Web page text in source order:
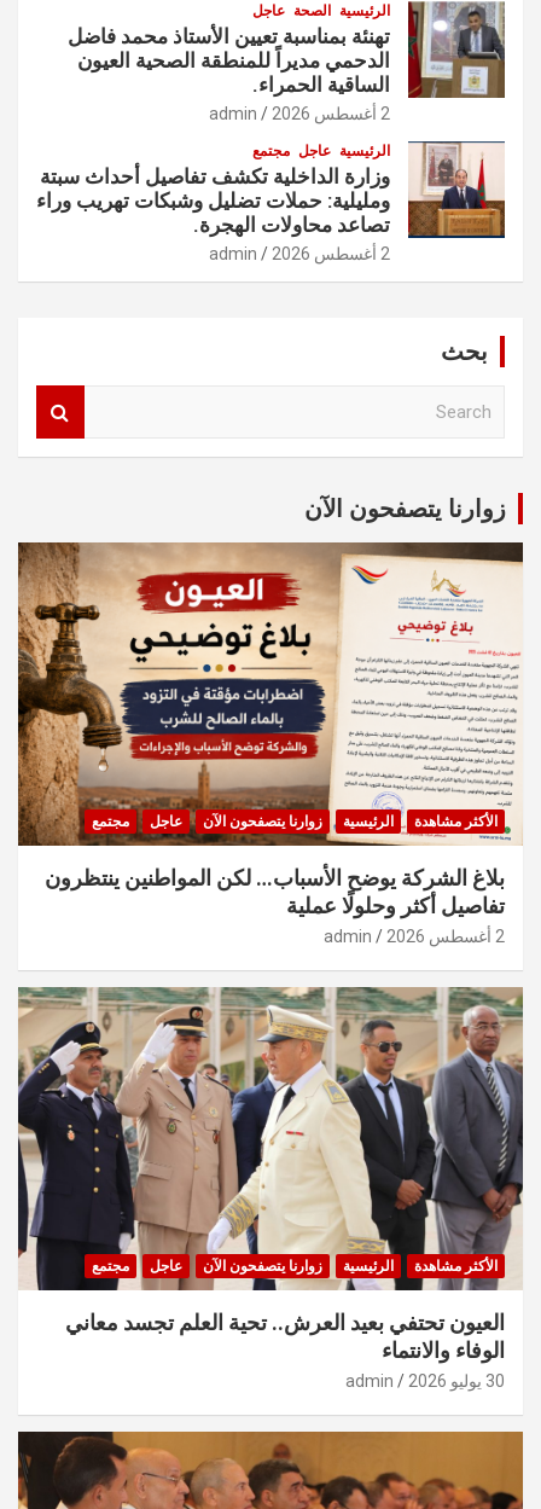
الرئيسية الصحة عاجل
تهنئة بمناسبة تعيين الأستاذ محمد فاضل
الدحمي مديراً للمنطقة الصحية العيون
الساقية الحمراء.
2 أغسطس 2026 admin
الرئيسية عاجل مجتمع
وزارة الداخلية تكشف تفاصيل أحداث سبتة
ومليلية: حملات تضليل وشبكات تهريب وراء
تصاعد محاولات الهجرة.
2 أغسطس 2026 admin
بحث
c
h
زوارنا يتصفحون الآن
الأكثر مشاهدة الرئيسية زوارنا يتصفحون الآن عاجل مجتمع
بلاغ الشركة يوضح الأسباب… لكن المواطنين ينتظرون
تفاصيل أكثر وحلولًا عملية
2 أغسطس 2026 admin
الأكثر مشاهدة الرئيسية زوارنا يتصفحون الآن عاجل مجتمع
العيون تحتفي بعيد العرش.. تحية العلم تجسد معاني
الوفاء والانتماء
30 يوليو 2026 admin